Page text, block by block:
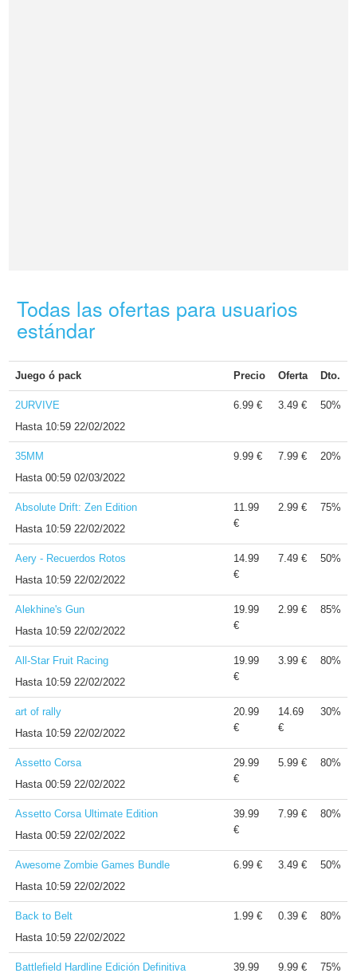
Todas las ofertas para usuarios
estándar
Juego ó pack Precio Oferta Dto.
2URVIVE
Hasta 10:59 22/02/2022
6.99 € 3.49 € 50%
35MM
Hasta00:59 02/03/2022
9.99 € 7.99 € 20%
Absolute Drift: Zen Edition
Hasta 10:59 22/02/2022
11.99
€
2.99 € 75%
Aery - Recuerdos Rotos
Hasta 10:59 22/02/2022
14.99
€
7.49 € 50%
Alekhine's Gun
Hasta 10:59 22/02/2022
19.99
€
2.99 € 85%
All-Star Fruit Racing
Hasta 10:59 22/02/2022
19.99
€
3.99 € 80%
art of rally
Hasta 10:59 22/02/2022
20.99
€
14.69
€
30%
Assetto Corsa
Hasta00:59 22/02/2022
29.99
€
5.99 € 80%
Assetto Corsa Ultimate Edition
Hasta00:59 22/02/2022
39.99
€
7.99 € 80%
Awesome Zombie Games Bundle
Hasta 10:59 22/02/2022
6.99 € 3.49 € 50%
Back to Belt
Hasta 10:59 22/02/2022
1.99 € 0.39 € 80%
Battlefield Hardline Edición Definitiva
39.99
9.99 € 75%